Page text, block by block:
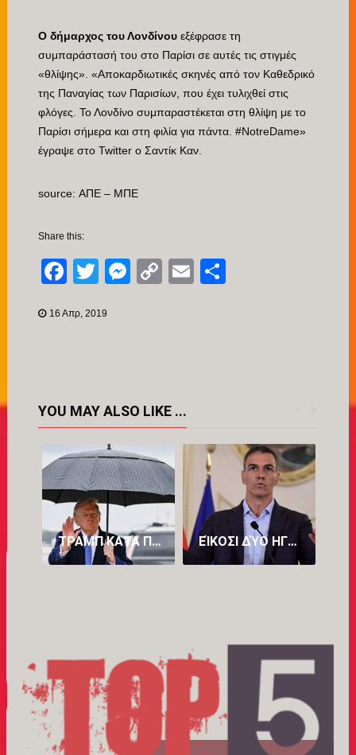
Ο δήμαρχος του Λονδίνουεξέφρασε τη
συμπαράστασή του στο Παρίσι σε αυτές τις στιγμές
«θλίψης». «Αποκαρδιωτικές σκηνές από τον Καθεδρικό
της Παναγίας των Παρισίων, που έχει τυλιχθεί στις
φλόγες. Το Λονδίνο συμπαραστέκεται στη θλίψη με το
Παρίσι σήμερα και στη φιλία για πάντα. #NotreDame»
έγραψε στο Twitter ο Σαντίκ Καν.
source: ΑΠΕ – ΜΠΕ
Share this:
Facebook
TwitterMessenger
CopyEmail
16 Απρ, 2019
YOU MAY ALSO LIKE ...
ΤΡΑΜΠ ΚΑΤΆ ΠΕΤΡΕΛΑΪΚΏΝ: «ΒΓΆΖΟΥΝ ΥΠΕΡΒΟΛΙΚΆ ΠΟΛΛΆ ΧΡΉΜΑΤΑ» ΕΊΚΟΣΙ ΔΎΟ ΗΓΈΤΕΣ ΚΡΑΤΏΝ-ΜΕΛΏΝ ΤΗΣ ΕΥΡΏΠΗΣ ΕΝΑΝΤΊΟΝ ΤΟΥ ΠΈΔΡΟ ΣΆΝΤΣΕΘ